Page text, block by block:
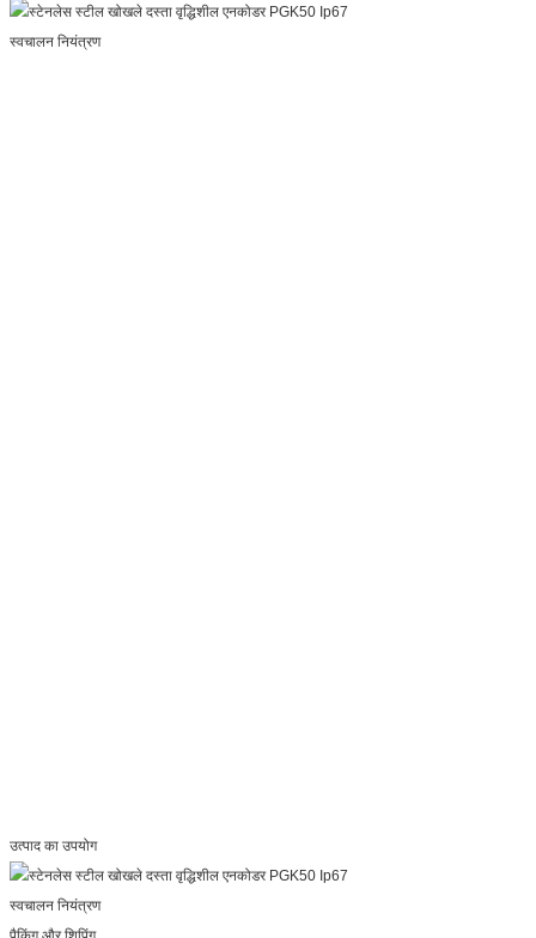
उत्पाद का उपयोग